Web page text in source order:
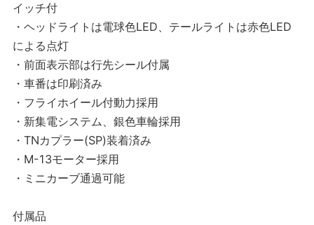
イッチ付
・ヘッドライトは電球色LED、テールライトは赤色LED
による点灯
・前面表示部は行先シール付属
・車番は印刷済み
・フライホイール付動力採用
・新集電システム、銀色車輪採用
・TNカプラー(SP)装着済み
・M-13モーター採用
・ミニカーブ通過可能
付属品